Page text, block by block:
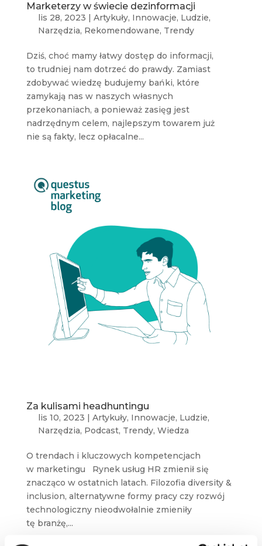
Marketerzy w świecie dezinformacji
lis 28, 2023 | Artykuły, Innowacje, Ludzie,
Narzędzia, Rekomendowane, Trendy
Dziś, choć mamy łatwy dostęp do informacji,
to trudniej nam dotrzeć do prawdy. Zamiast
zdobywać wiedzę budujemy bańki, które
zamykają nas w naszych własnych
przekonaniach, a ponieważ zasięg jest
nadrzędnym celem, najlepszym towarem już
nie są fakty, lecz opłacalne...
Za kulisami headhuntingu
lis 10, 2023 | Artykuły, Innowacje, Ludzie,
Narzędzia, Podcast, Trendy, Wiedza
O trendach i kluczowych kompetencjach
w marketingu Rynek usług HR zmienił się
znacząco w ostatnich latach. Filozofia diversity &
inclusion, alternatywne formy pracy czy rozwój
technologiczny nieodwołalnie zmieniły
tę branżę,...